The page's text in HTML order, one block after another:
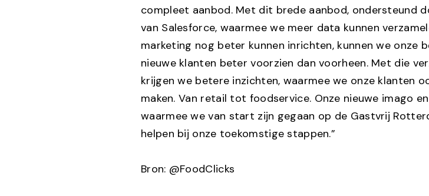
compleet aanbod. Met dit brede aanbod, ondersteund
van Salesforce, waarmee we meer data kunnen
marketing nog beter kunnen inrichten, kunnen we onze
nieuwe klanten beter voorzien dan voorheen. Met die
krijgen we betere inzichten, waarmee we onze klanten
maken. Van retail tot foodservice. Onze nieuwe imago
waarmee we van start zijn gegaan op de Gastvrij
helpen bij onze toekomstige stappen.”
Bron: @FoodClicks